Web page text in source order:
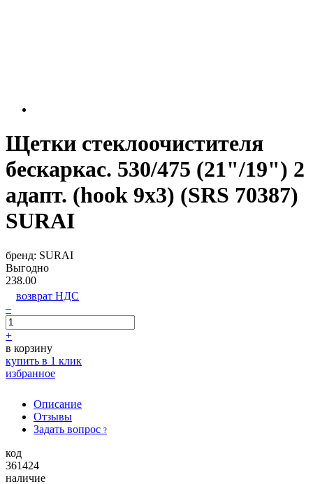
Щетки стеклоочистителя
бескаркас. 530/475 (21"/19") 2
адапт. (hook 9x3) (SRS 70387)
SURAI
бренд: SURAI
Выгодно
238.00
возврат НДС
–
+
в корзину
купить в 1 клик
избранное
Описание
Отзывы
Задать вопрос ?
код
361424
наличие